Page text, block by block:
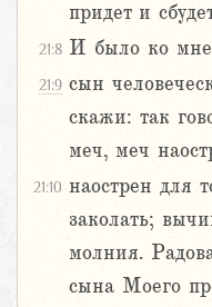
придет и
21:8 И было ко мне
21:9 сын
скажи: так
меч, меч
21:10 наострен для
заколать;
молния.
сына Моего